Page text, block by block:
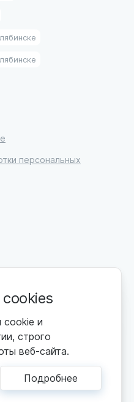
пансионат
персональных
ИНН 233610721148
новой
у
на сайте,
постановки
заменяет прием
и
строго
веб-сайта.
Подробнее